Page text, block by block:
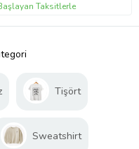
Taksitlerle
Tişört
Sweatshirt